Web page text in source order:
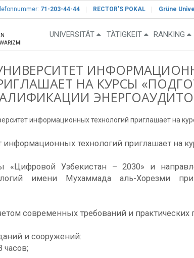
71-203-44-44 RECTOR’S POKAL Grüne
UNIVERSITÄT TÄTIGKEIT RANKING
НА КУРСЫ
информационных технологий приглашает на
информационных технологий приглашает на
Узбекистан – 2030» и
имени Мухаммада аль-Хорезми
современных требований и
и сооружений:
часов;